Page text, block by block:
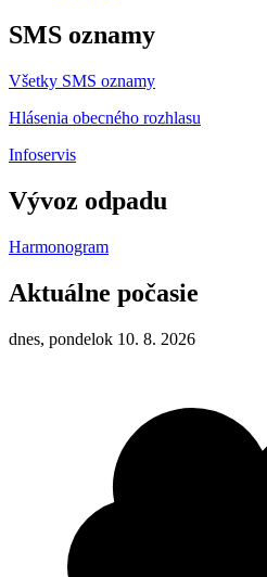
SMS oznamy
Všetky SMS oznamy
Hlásenia obecného rozhlasu
Infoservis
Vývoz odpadu
Harmonogram
Aktuálne počasie
dnes, pondelok 10. 8. 2026